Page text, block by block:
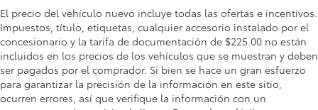
El precio del vehículo nuevo incluye todas las ofertas e incentivos.
Impuestos, título, etiquetas, cualquier accesorio instalado por el
concesionario y la tarifa de documentación de $225.00 no están
incluidos en los precios de los vehículos que se muestran y deben
ser pagados por el comprador. Si bien se hace un gran esfuerzo
para garantizar la precisión de la información en este sitio,
ocurren errores, así que verifique la información con un